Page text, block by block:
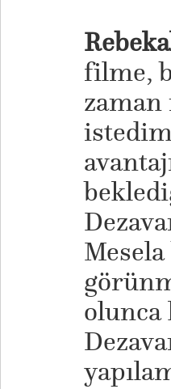
filme,
olunca